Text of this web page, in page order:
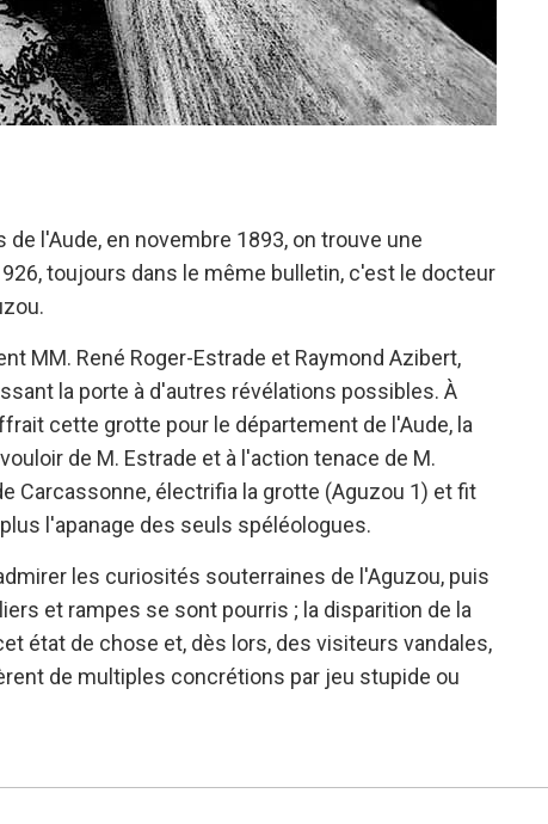
l'Aude, en novembre 1893, on trouve une
toujours dans le même bulletin, c'est le docteur
MM. René Roger-Estrade et Raymond Azibert,
la porte à d'autres révélations possibles. À
cette grotte pour le département de l'Aude, la
de M. Estrade et à l'action tenace de M.
Carcassonne, électrifia la grotte (Aguzou 1) et fit
l'apanage des seuls spéléologues.
les curiosités souterraines de l'Aguzou, puis
et rampes se sont pourris ; la disparition de la
état de chose et, dès lors, des visiteurs vandales,
de multiples concrétions par jeu stupide ou